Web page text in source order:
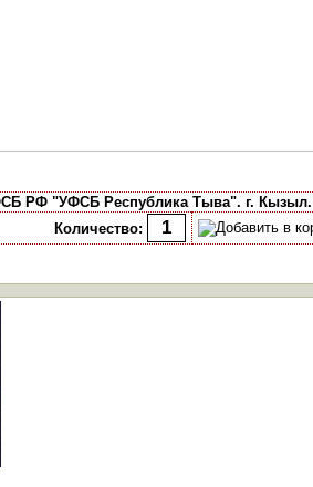
РФ "УФСБ Республика Тыва". г. Кызыл.
Количество: